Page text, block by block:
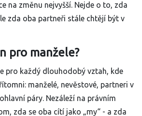
na změnu nejvyšší. Nejde o to, zda
zda oba partneři stále chtějí být v
pro manžele?
pro každý dlouhodobý vztah, kde
manželé, nevěstové, partneri v
páry. Nezáleží na právním
zda se oba cítí jako „my“ - a zda